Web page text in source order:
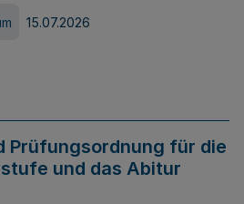
15.07.2026
Prüfungsordnung für die
und das Abitur